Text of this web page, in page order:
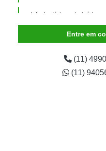
Internação Veterinária São
Limpeza de Tártaro para
São Caetano
contato de clínica veterinária
Entre em
(11)
(11)